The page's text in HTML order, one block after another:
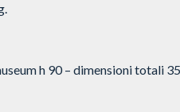
h 90 – dimensioni totali